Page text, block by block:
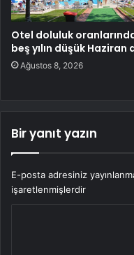
Otel doluluk
beş yılın düşük Haziran
Ağustos 8, 2026
Bir yanıt yazın
E-posta adresiniz
işaretlenmişlerdir